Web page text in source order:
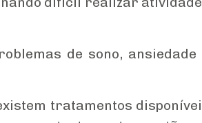
de sono, ansiedade
tratamentos